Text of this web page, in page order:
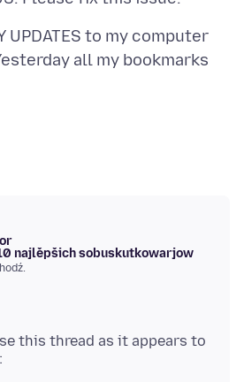
UPDATES to my computer
all my bookmarks
najlěpšich sobuskutkowarjow
this thread as it appears to